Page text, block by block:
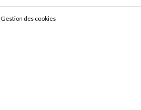
Gestion des cookies